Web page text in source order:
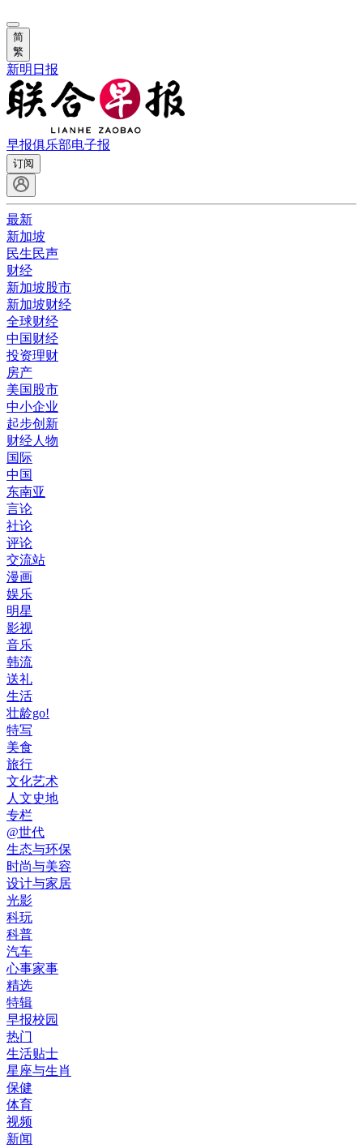
简
繁
新明日报
早报俱乐部电子报
订阅
最新
新加坡
民生民声
财经
新加坡股市
新加坡财经
全球财经
中国财经
投资理财
房产
美国股市
中小企业
起步创新
财经人物
国际
中国
东南亚
言论
社论
评论
交流站
漫画
娱乐
明星
影视
音乐
韩流
送礼
生活
壮龄go!
特写
美食
旅行
文化艺术
人文史地
专栏
@世代
生态与环保
时尚与美容
设计与家居
光影
科玩
科普
汽车
心事家事
精选
特辑
早报校园
热门
生活贴士
星座与生肖
保健
体育
视频
新闻